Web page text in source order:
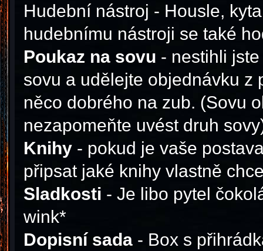
Hudební nástroj - Housle,
hudebnímu nástroji se také
Poukaz na sovu - nestihli
sovu a udělejte objednávku z
něco dobrého na zub. (Sovu
nezapomeňte uvést druh
Knihy- pokud je vaše
připsat jaké knihy vlastně
Sladkosti - Je libo pytel
wink*
Dopisní sada- Box s